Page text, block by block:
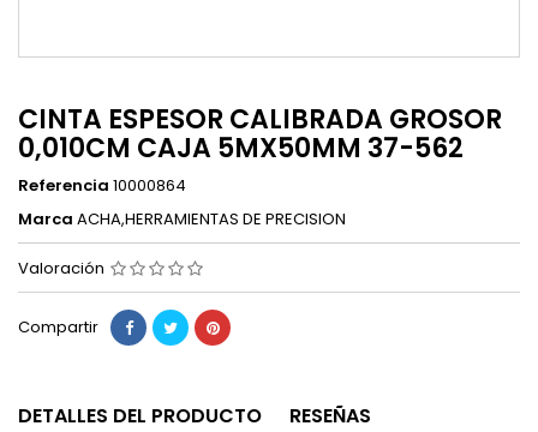
CINTA ESPESOR CALIBRADA GROSOR
0,010CM CAJA 5MX50MM 37-562
Referencia 10000864
Marca ACHA,HERRAMIENTAS DE PRECISION
Valoración
Compartir
DETALLES DEL PRODUCTO RESEÑAS